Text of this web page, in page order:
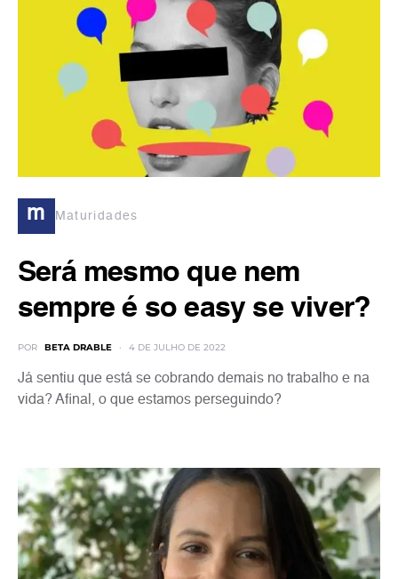
m Maturidades
Será mesmo que nem
sempre é so easy se viver?
POR BETA DRABLE 4 DE JULHO DE 2022
Já sentiu que está se cobrando demais no trabalho e na
vida? Afinal, o que estamos perseguindo?